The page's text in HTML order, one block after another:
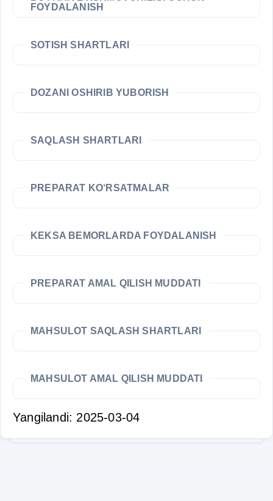
FOYDALANISH
SOTISH SHARTLARI
DOZANI OSHIRIB YUBORISH
SAQLASH SHARTLARI
PREPARAT KO‘RSATMALAR
KEKSA BEMORLARDA FOYDALANISH
PREPARAT AMAL QILISH MUDDATI
MAHSULOT SAQLASH SHARTLARI
MAHSULOT AMAL QILISH MUDDATI
Yangilandi: 2025-03-04